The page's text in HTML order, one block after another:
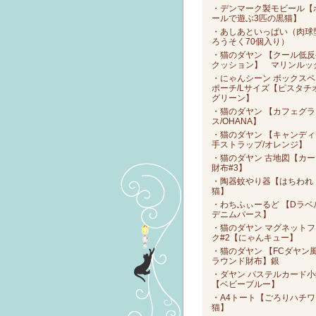
・デンマーク製モビール【
ールで遊ぶ3匹の黒猫】
・あしあといっぱい（肉球
ろうそく70個入り）
・猫のダヤン 【クール低
クッション】 マリンルッ
・にゃんシーン ボックス
ポーチ/Lサイズ【ピスタチ
グリーン】
・猫のダヤン 【カフェグラ
ス/OHANA】
・猫のダヤン 【キャンディ
手ストラップ/オレンジ】
・猫のダヤン 古地図【カ
財布#3】
・陶器蚊やり器【はちわれ
猫】
・わちふぃーるど 【Dラベ
デニムパース】
・猫のダヤン マグネットフ
ク#2【にゃんキュー】
・猫のダヤン 【FCダヤン
ラウンド財布】銀
・ダヤン パステルカード
【ベビーブルー】
・A4トート【ごろりハチ
猫】